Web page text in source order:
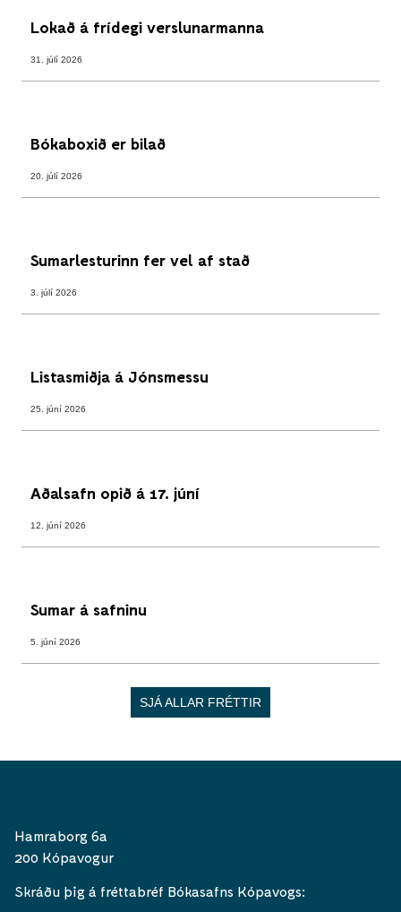
Lokað á frídegi verslunarmanna
31. júlí 2026
Bókaboxið er bilað
20. júlí 2026
Sumarlesturinn fer vel af stað
3. júlí 2026
Listasmiðja á Jónsmessu
25. júní 2026
Aðalsafn opið á 17. júní
12. júní 2026
Sumar á safninu
5. júní 2026
SJÁ ALLAR FRÉTTIR
Hamraborg 6a
200 Kópavogur
Skráðu þig á fréttabréf Bókasafns Kópavogs: